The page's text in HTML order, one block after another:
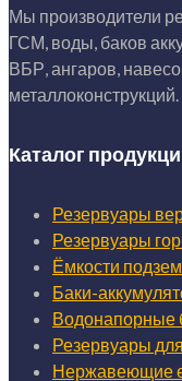
Мы производители
ГСМ, воды, баков
ВБР, ангаров,
металлоконструкций.
Каталог
Резервуары
Резервуары
Ёмкости
Баки-
Водонапорные
Резервуары
Нержавеющие